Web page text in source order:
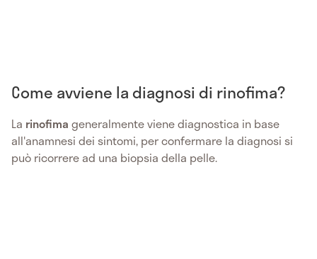
Come avviene la diagnosi di rinofima?
La rinofima generalmente viene diagnostica in base
all'anamnesi dei sintomi, per confermare la diagnosi si
può ricorrere ad una biopsia della pelle.